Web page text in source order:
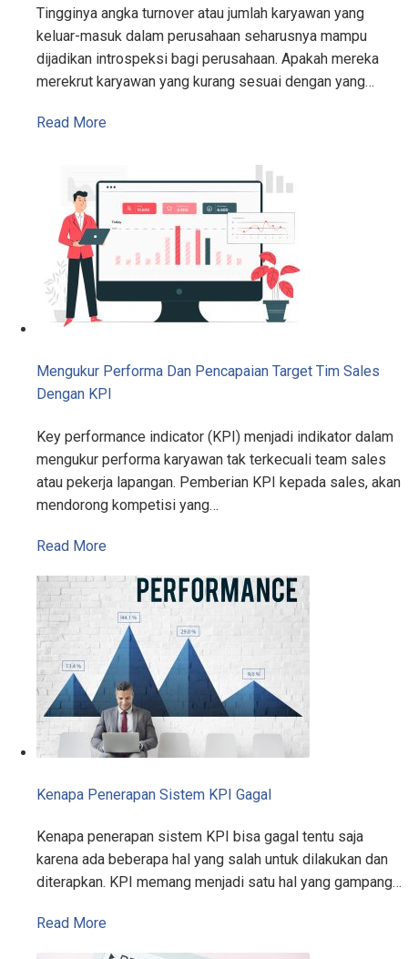
Tingginya angka turnover atau jumlah karyawan yang
keluar-masuk dalam perusahaan seharusnya mampu
dijadikan introspeksi bagi perusahaan. Apakah mereka
merekrut karyawan yang kurang sesuai dengan yang…
Read More
Mengukur Performa Dan Pencapaian Target Tim Sales
Dengan KPI
Key performance indicator (KPI) menjadi indikator dalam
mengukur performa karyawan tak terkecuali team sales
atau pekerja lapangan. Pemberian KPI kepada sales, akan
mendorong kompetisi yang…
Read More
Kenapa Penerapan Sistem KPI Gagal
Kenapa penerapan sistem KPI bisa gagal tentu saja
karena ada beberapa hal yang salah untuk dilakukan dan
diterapkan. KPI memang menjadi satu hal yang gampang…
Read More